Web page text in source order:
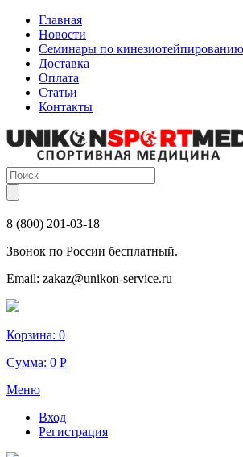
Главная
Новости
Семинары по кинезиотейпированию
Доставка
Оплата
Статьи
Контакты
8 (800) 201-03-18
Звонок по России бесплатный.
Email: zakaz@unikon-service.ru
Корзина: 0
Сумма: 0 Р
Меню
Вход
Регистрация